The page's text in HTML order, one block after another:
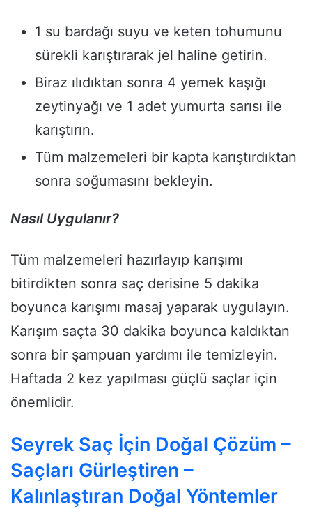
1 su bardağı suyu ve keten tohumunu
sürekli karıştırarak jel haline getirin.
Biraz ılıdıktan sonra 4 yemek kaşığı
zeytinyağı ve 1 adet yumurta sarısı ile
karıştırın.
Tüm malzemeleri bir kapta karıştırdıktan
sonra soğumasını bekleyin.
Nasıl Uygulanır?
Tüm malzemeleri hazırlayıp karışımı
bitirdikten sonra saç derisine 5 dakika
boyunca karışımı masaj yaparak uygulayın.
Karışım saçta 30 dakika boyunca kaldıktan
sonra bir şampuan yardımı ile temizleyin.
Haftada 2 kez yapılması güçlü saçlar için
önemlidir.
Seyrek Saç İçin Doğal Çözüm –
Saçları Gürleştiren –
Kalınlaştıran Doğal Yöntemler